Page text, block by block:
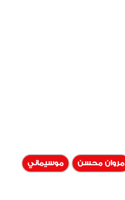
مروان محسن موسيماني